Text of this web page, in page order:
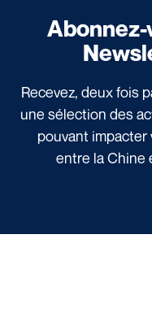
Abonnez-
Recevez, deux fois
une sélection des
pouvant
entre la Chine